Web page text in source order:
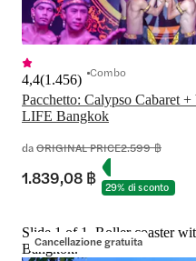
Pacchetto: Calypso Cabaret
LIFE Bangkok
4,4(1.456) Combo
daORIGINAL PRICE2.599 ฿
1.839,08 ฿ 29% di sconto
Cancellazione gratuita
Slide 1 of 1, Roller coaster
Bangkok.